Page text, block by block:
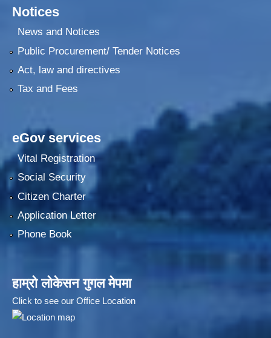
Notices
News and Notices
Public Procurement/ Tender Notices
Act, law and directives
Tax and Fees
eGov services
Vital Registration
Social Security
Citizen Charter
Application Letter
Phone Book
हाम्रो लोकेसन गुगल मेपमा
Click to see our Office Location